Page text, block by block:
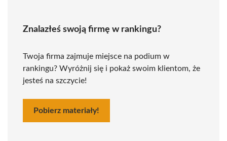
Znalazłeś swoją firmę w rankingu?
Twoja firma zajmuje miejsce na podium w
rankingu? Wyróżnij się i pokaż swoim klientom, że
jesteś na szczycie!
Pobierz materiały!